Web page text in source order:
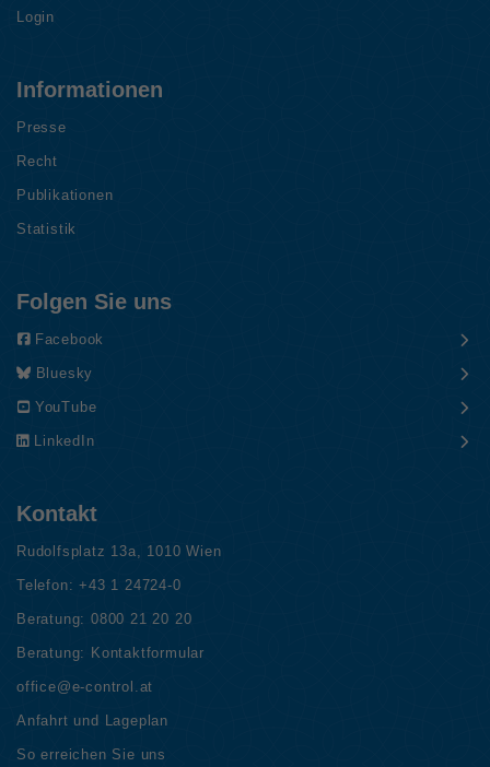
Login
Informationen
Presse
Recht
Publikationen
Statistik
Folgen Sie uns
Facebook
Bluesky
YouTube
LinkedIn
Kontakt
Rudolfsplatz 13a, 1010 Wien
Telefon:+43 1 24724-0
Beratung: 0800 21 20 20
Beratung: Kontaktformular
office@e-control.at
Anfahrt und Lageplan
So erreichen Sie uns